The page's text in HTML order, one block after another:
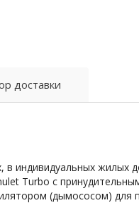
доставки
в индивидуальных жилых
Turbo с
(дымососом) для